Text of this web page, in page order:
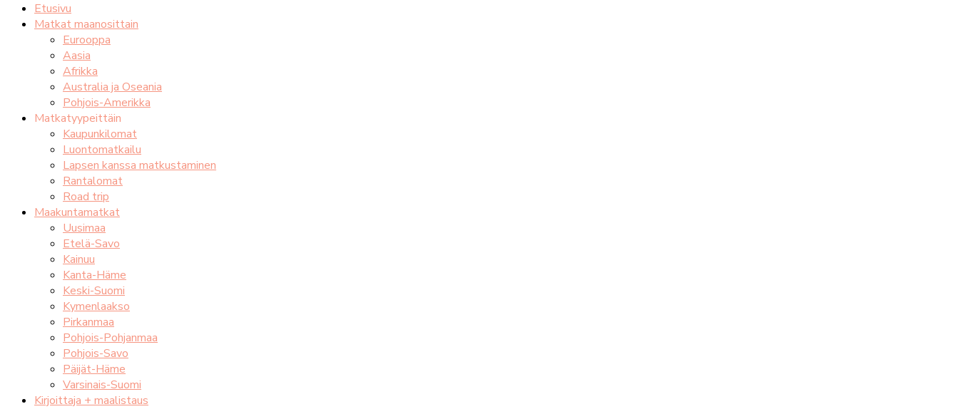
Etusivu
Matkat maanosittain
Eurooppa
Aasia
Afrikka
Australia ja Oseania
Pohjois-Amerikka
Matkatyypeittäin
Kaupunkilomat
Luontomatkailu
Lapsen kanssa matkustaminen
Rantalomat
Road trip
Maakuntamatkat
Uusimaa
Etelä-Savo
Kainuu
Kanta-Häme
Keski-Suomi
Kymenlaakso
Pirkanmaa
Pohjois-Pohjanmaa
Pohjois-Savo
Päijät-Häme
Varsinais-Suomi
Kirjoittaja + maalistaus